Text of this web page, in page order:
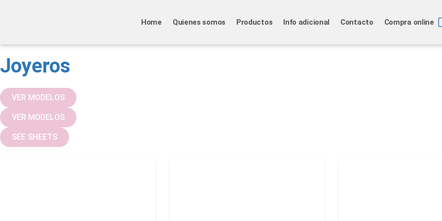
Home Quienes somos Productos Info adicional Contacto Compra online
Joyeros
VER MODELOS
VER MODELOS
SEE SHEETS